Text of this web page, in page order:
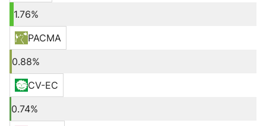
1.76%
PACMA
0.88%
CV-EC
0.74%